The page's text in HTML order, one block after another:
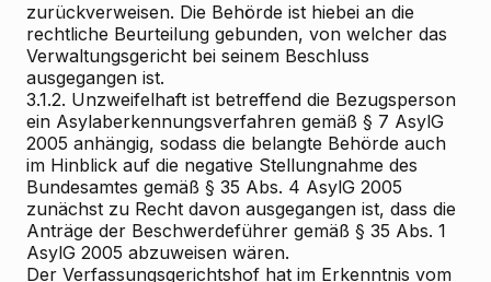
zurückverweisen. Die Behörde ist hiebei an die
rechtliche Beurteilung gebunden, von welcher das
Verwaltungsgericht bei seinem Beschluss
ausgegangen ist.
3.1.2. Unzweifelhaft ist betreffend die Bezugsperson
ein Asylaberkennungsverfahren gemäß § 7 AsylG
2005 anhängig, sodass die belangte Behörde auch
im Hinblick auf die negative Stellungnahme des
Bundesamtes gemäß § 35 Abs. 4 AsylG 2005
zunächst zu Recht davon ausgegangen ist, dass die
Anträge der Beschwerdeführer gemäß § 35 Abs. 1
AsylG 2005 abzuweisen wären.
Der Verfassungsgerichtshof hat im Erkenntnis vom